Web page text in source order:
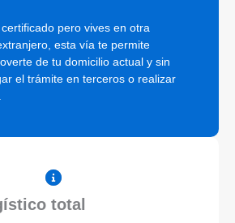
pero vives en otra
esta vía te permite
de tu domicilio actual y sin
el trámite en terceros o realizar
total